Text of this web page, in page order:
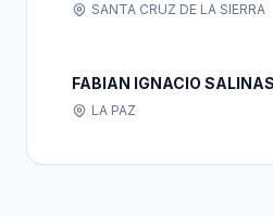
SANTA CRUZ DE LA SIERRA
FABIAN IGNACIO
LA PAZ